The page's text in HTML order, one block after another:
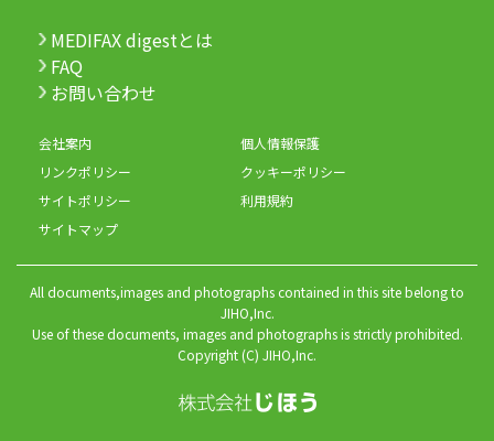
MEDIFAX digestとは
FAQ
お問い合わせ
会社案内
個人情報保護
リンクポリシー
クッキーポリシー
サイトポリシー
利用規約
サイトマップ
All documents,images and photographs contained in this site belong to
JIHO,Inc.
Use of these documents, images and photographs is strictly prohibited.
Copyright (C) JIHO,Inc.